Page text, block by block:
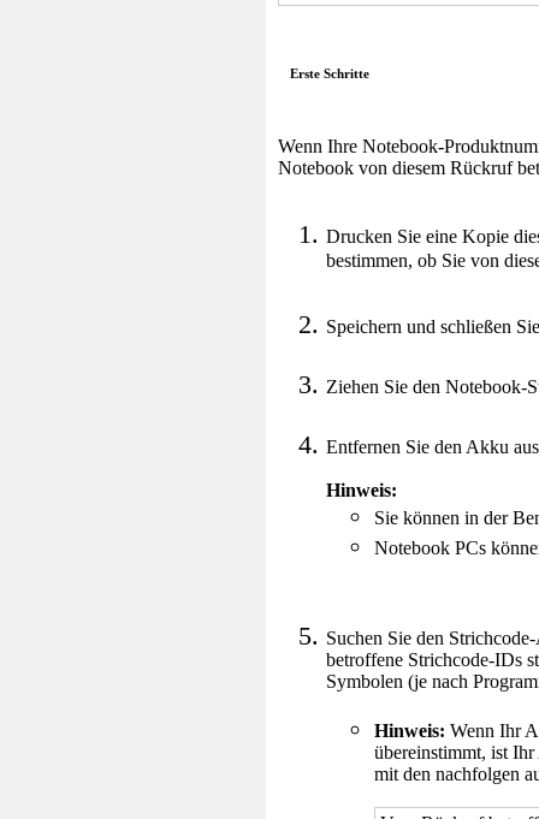
Erste Schritte
Wenn Ihre Notebook-
Notebook von diesem Rückruf
Drucken Sie eine Kopie
bestimmen, ob Sie von
Speichern und schließen
Ziehen Sie den Notebook-
Entfernen Sie den Akku
Hinweis:
Sie können in der
Notebook PCs
Suchen Sie den
betroffene Strichcode-IDs
Symbolen (je nach
Hinweis: Wenn Ihr
übereinstimmt, ist
mit den nachfolgen